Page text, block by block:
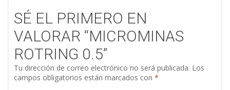
SÉ EL PRIMERO EN
VALORAR “MICROMINAS
ROTRING 0.5”
Tu dirección de correo electrónico no será publicada. Los
campos obligatorios están marcados con *